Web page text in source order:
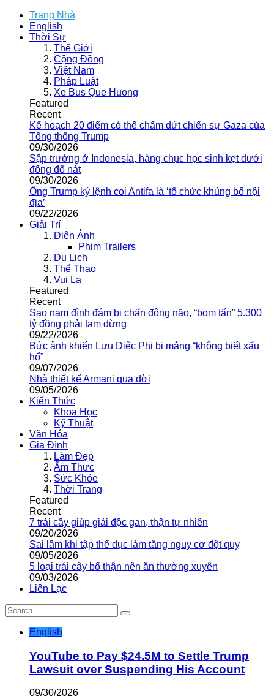
Trang Nhà
English
Thời Sự
Thế Giới
Cộng Đồng
Việt Nam
Pháp Luật
Xe Bus Que Huong
Featured
Recent
Kế hoạch 20 điểm có thể chấm dứt chiến sự Gaza của
Tổng thống Trump
09/30/2026
Sập trường ở Indonesia, hàng chục học sinh kẹt dưới
đống đổ nát
09/30/2026
Ông Trump ký lệnh coi Antifa là ‘tổ chức khủng bố nội
địa’
09/22/2026
Giải Trí
Điện Ảnh
Phim Trailers
Du Lịch
Thể Thao
Vui Lạ
Featured
Recent
Sao nam đình đám bị chấn động não, “bom tấn” 5.300
tỷ đồng phải tạm dừng
09/22/2026
Bức ảnh khiến Lưu Diệc Phi bị mắng “không biết xấu
hổ”
09/07/2026
Nhà thiết kế Armani qua đời
09/05/2026
Kiến Thức
Khoa Học
Kỹ Thuật
Văn Hóa
Gia Đình
Làm Đẹp
Ẩm Thực
Sức Khỏe
Thời Trang
Featured
Recent
7 trái cây giúp giải độc gan, thận tự nhiên
09/20/2026
Sai lầm khi tập thể dục làm tăng nguy cơ đột quỵ
09/05/2026
5 loại trái cây bổ thận nên ăn thường xuyên
09/03/2026
Liên Lạc
English
YouTube to Pay $24.5M to Settle Trump
Lawsuit over Suspending His Account
09/30/2026